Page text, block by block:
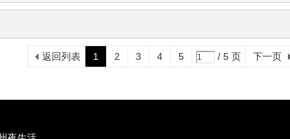
1 2 3 4 5 / 5 页 下一页
返回列表